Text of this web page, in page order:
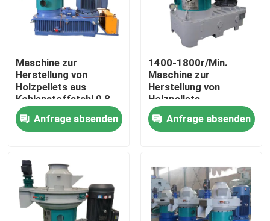
Werksbesichtigung
Qualitätskontrolle
Kontakt mit uns
Bitte um ein Angebot
Biomasse-hölzerne Kugel-Maschine
Maschine zur
Herstellung von
Holzpellets aus
Kohlenstoffstahl 0,8-
1,2 MPa
Anfrage absenden
1400-1800r/Min.
Maschine zur
Herstellung von
Holzpellets
Anfrage absenden